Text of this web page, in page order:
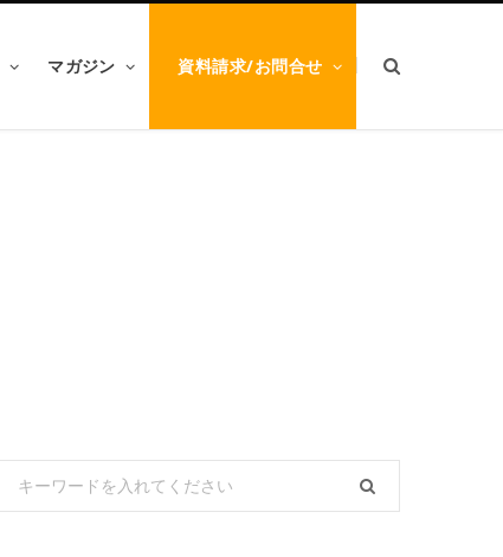
マガジン 資料請求/お問合せ